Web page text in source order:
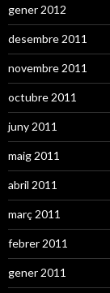
gener 2012
desembre 2011
novembre 2011
octubre 2011
juny 2011
maig 2011
abril 2011
març 2011
febrer 2011
gener 2011